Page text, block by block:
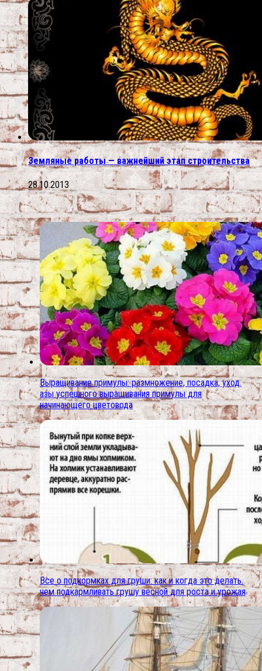
Земляные работы — важнейший этап строительства
28.10.2013
Выращивание примулы: размножение, посадка, уход.
азы успешного выращивания примулы для
начинающего цветовода
Все о подкормках для груши: как и когда это делать.
чем подкармливать грушу весной для роста и урожая